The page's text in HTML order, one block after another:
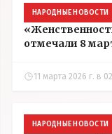
НАРОДНЫЕ НОВОСТИ
отмечали 8
11 марта 2026 г. в
НАРОДНЫЕ НОВОСТИ